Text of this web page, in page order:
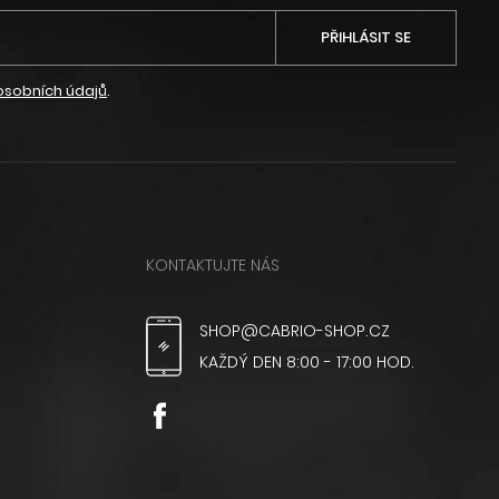
PŘIHLÁSIT SE
údajů.
KONTAKTUJTE NÁS
SHOP@CABRIO-SHOP.CZ
KAŽDÝ DEN 8:00 - 17:00 HOD.